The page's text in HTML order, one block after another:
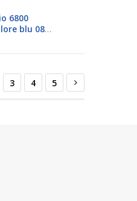
6800
blu 08
Pagina
Pagina
3 Pagina
4 Pagina
5 Pagina
Successivo